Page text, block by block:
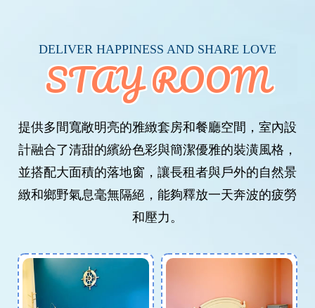
DELIVER HAPPINESS AND SHARE LOVE
STAY ROOM
提供多間寬敞明亮的雅緻套房和餐廳空間，室內設
計融合了清甜的繽紛色彩與簡潔優雅的裝潢風格，
並搭配大面積的落地窗，讓長租者與戶外的自然景
緻和鄉野氣息毫無隔絕，能夠釋放一天奔波的疲勞
和壓力。